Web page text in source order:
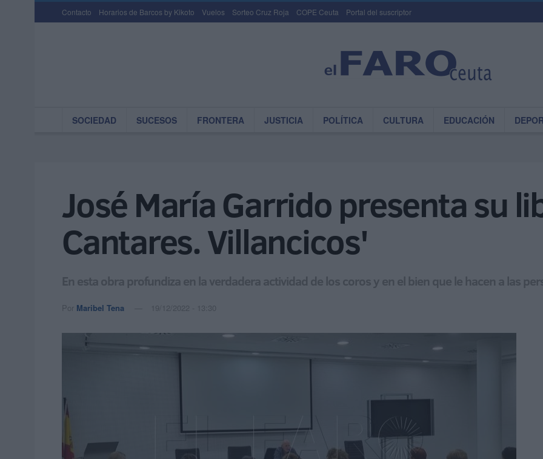
Contacto Horarios de Barcos by Kikoto Vuelos Sorteo Cruz Roja COPE Ceuta Portal del suscriptor
SOCIEDAD SUCESOS FRONTERA JUSTICIA POLÍTICA CULTURA EDUCACIÓN
José María Garrido presenta su
Cantares. Villancicos'
En esta obra profundiza en la verdadera actividad de los coros y en el bien que le hacen a las
Por Maribel Tena 19/12/2022 - 13:30